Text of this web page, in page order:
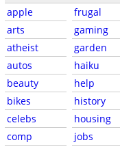
apple
arts
atheist
autos
beauty
bikes
celebs
comp
frugal
gaming
garden
haiku
help
history
housing
jobs